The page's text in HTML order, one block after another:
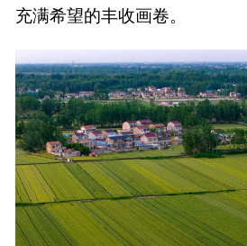
充满希望的丰收画卷。